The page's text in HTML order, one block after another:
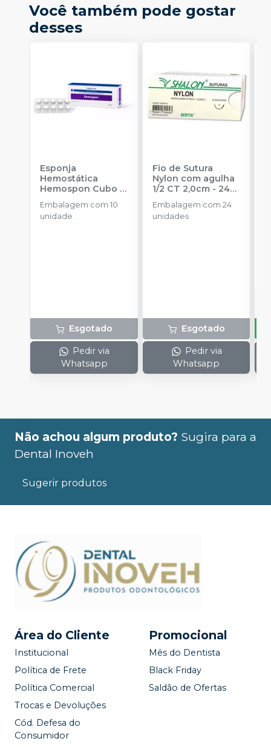
Você também pode gostar
desses
Esponja
Hemostática
Hemospon Cubo -
10 unidades
MAQUIRA
Embalagem com 10
unidade.
Esgotado
Pedir via
Whatsapp
Fio de Sutura
Nylon com agulha
1/2 CT 2,0cm - 24
unidades
SHALON
Embalagem com 24
unidades
Esgotado
Pedir via
Whatsapp
Não achou algum produto? Sugira para a
Dental Inoveh
Sugerir produtos
Área do Cliente
Institucional
Política de Frete
Política Comercial
Trocas e Devoluções
Cód. Defesa do
Consumidor
Promocional
Mês do Dentista
Black Friday
Saldão de Ofertas